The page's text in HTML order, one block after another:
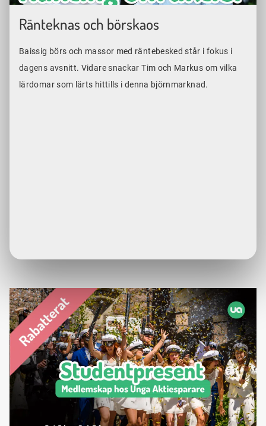
Ränteknas och börskaos
Baissig börs och massor med räntebesked står i fokus i
dagens avsnitt. Vidare snackar Tim och Markus om vilka
lärdomar som lärts hittills i denna björnmarknad.